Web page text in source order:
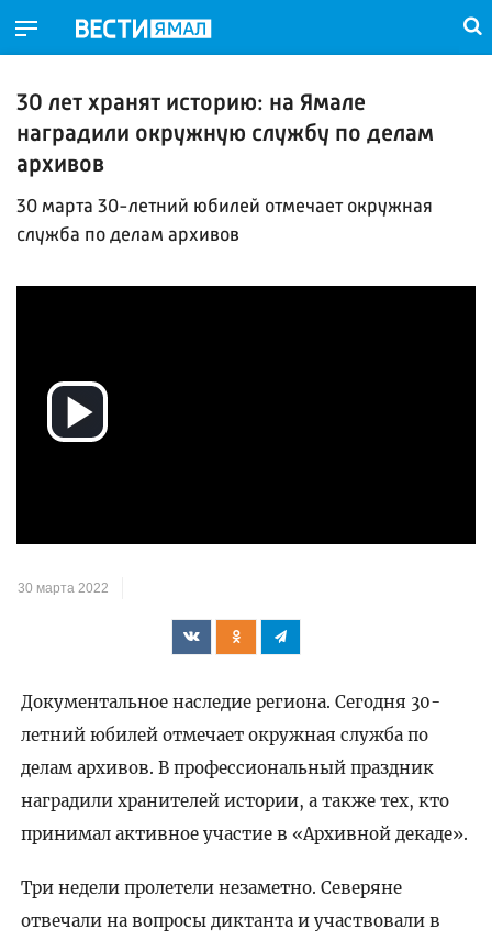
30 лет хранят историю: на Ямале
наградили окружную службу по делам
архивов
30 марта 30-летний юбилей отмечает окружная
служба по делам архивов
Воспроизвести
видео
30 марта 2022
Документальное наследие региона. Сегодня 30-
летний юбилей отмечает окружная служба по
делам архивов. В профессиональный праздник
наградили хранителей истории, а также тех, кто
принимал активное участие в «Архивной декаде».
Три недели пролетели незаметно. Северяне
отвечали на вопросы диктанта и участвовали в